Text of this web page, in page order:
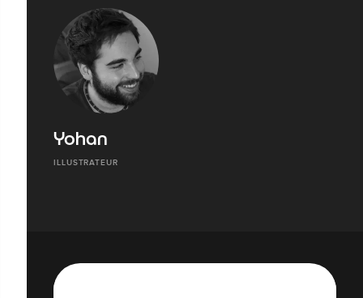
Yohan
ILLUSTRATEUR